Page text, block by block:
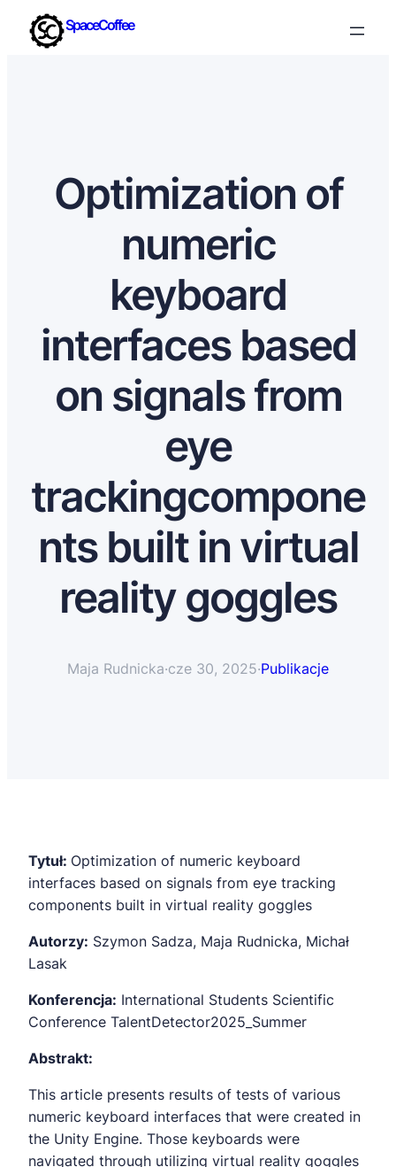
SpaceCoffee
Optimization of
numeric
keyboard
interfaces based
on signals from
eye
trackingcompone
nts built in virtual
reality goggles
Maja Rudnicka·cze 30, 2025·Publikacje
Tytuł: Optimization of numeric keyboard
interfaces based on signals from eye tracking
components built in virtual reality goggles
Autorzy: Szymon Sadza, Maja Rudnicka, Michał
Lasak
Konferencja: International Students Scientific
Conference TalentDetector2025_Summer
Abstrakt:
This article presents results of tests of various
numeric keyboard interfaces that were created in
the Unity Engine. Those keyboards were
navigated through utilizing virtual reality goggles